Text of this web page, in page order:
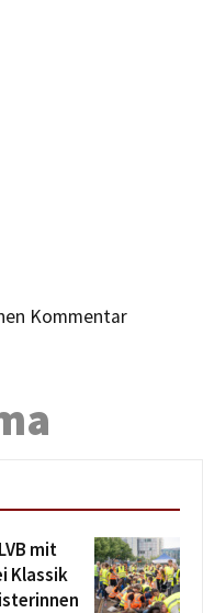
Kommentar
mit
Klassik